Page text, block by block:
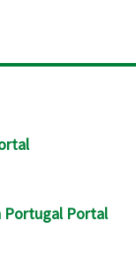
Portugal Portal